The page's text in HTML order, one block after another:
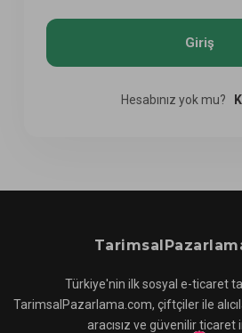
Hesabınız yok mu?
Türkiye'nin ilk sosyal e-ticaret
TarimsalPazarlama.com, çiftçiler ile
aracısız ve güvenilir ticaret